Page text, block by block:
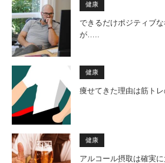
健康
できるだけポジティブ
が…..
健康
痩せてきた理由は筋ト
健康
アルコール摂取は確実